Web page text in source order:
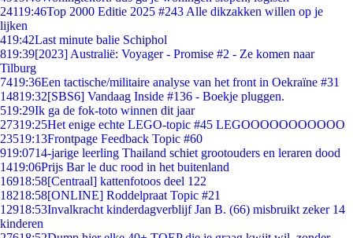
24119:46Top 2000 Editie 2025 #243 Alle dikzakken willen op je
lijken
419:42Last minute balie Schiphol
819:39[2023] Australië: Voyager - Promise #2 - Ze komen naar
Tilburg
7419:36Een tactische/militaire analyse van het front in Oekraïne #31
14819:32[SBS6] Vandaag Inside #136 - Boekje pluggen.
519:29Ik ga de fok-toto winnen dit jaar
27319:25Het enige echte LEGO-topic #45 LEGOOOOOOOOOOO
23519:13Frontpage Feedback Topic #60
919:0714-jarige leerling Thailand schiet grootouders en leraren dood
1419:06Prijs Bar le duc rood in het buitenland
16918:58[Centraal] kattenfotoos deel 122
18218:58[ONLINE] Roddelpraat Topic #21
12918:53Invalkracht kinderdagverblijf Jan B. (66) misbruikt zeker 14
kinderen